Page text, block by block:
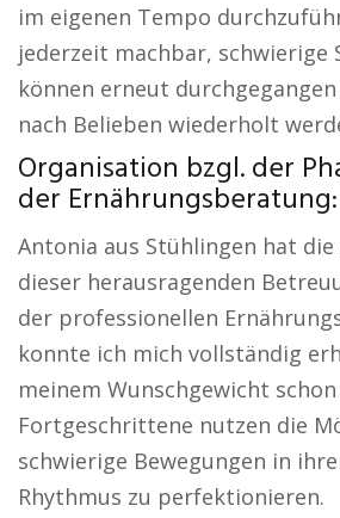
im eigenen Tempo
jederzeit machbar, schwierige
können erneut
nach Belieben wiederholt
Organisation bzgl. der
der Ernährungsberatung:
Antonia aus Stühlingen hat die
dieser herausragenden
der professionellen
konnte ich mich vollständig
meinem Wunschgewicht
Fortgeschrittene nutzen die
schwierige Bewegungen in
Rhythmus zu perfektionieren.